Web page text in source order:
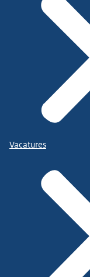
Vacatures